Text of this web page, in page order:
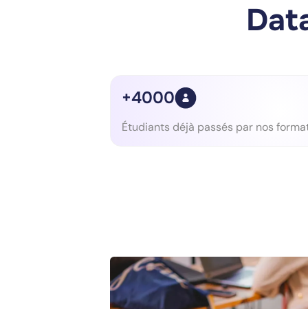
+4000
Étudiants déjà passés par nos